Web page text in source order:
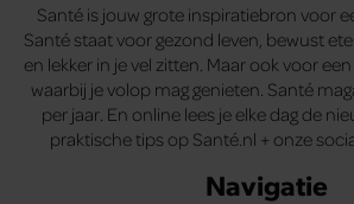
Santé is jouw grote inspiratiebron voor
Santé staat voor gezond leven, bewust
en lekker in je vel zitten. Maar ook voor
waarbij je volop mag genieten. Santé
per jaar. En online lees je elke dag de
praktische tips op Santé.nl + onze
Navigatie